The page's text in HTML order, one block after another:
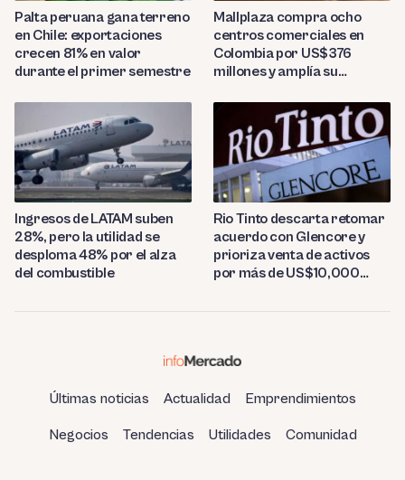
Palta peruana gana terreno
en Chile: exportaciones
crecen 81% en valor
durante el primer semestre
Mallplaza compra ocho
centros comerciales en
Colombia por US$376
millones y amplía su
Ingresos de LATAM suben
28%, pero la utilidad se
desploma 48% por el alza
del combustible
Rio Tinto descarta retomar
acuerdo con Glencore y
prioriza venta de activos
por más de US$10,000
Últimas noticias Actualidad Emprendimientos
Negocios Tendencias Utilidades Comunidad